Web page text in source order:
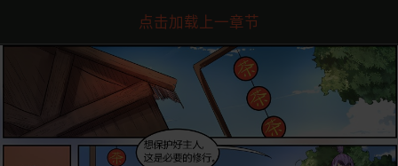
点击加载上一章节